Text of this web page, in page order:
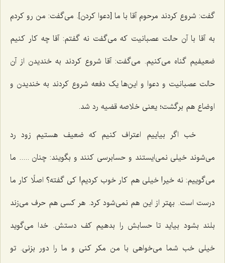
گفت: شروع کردند مرحوم آقا با ما [دعوا کردن‌]. می‌گفت: من رو کردم
به آقا با آن حالت عصبانیت که می‌گفت نه گفتم: آقا چه کار کنیم
ضعیفیم گناه می‌کنیم. می‌گفت: آقا شروع کردند به خندیدن از آن
حالت عصبانیت و دعوا و این‌ها یک دفعه شروع کردند به خندیدن و
اوضاع هم برگشت؛ یعنی خلاصه قضیه رد شد.
خب اگر بیاییم اعتراف کنیم که ضعیف هستیم زود رد
می‌شوند خیلی نمی‌ایستند و حسابرسی کنند و بگویند: چنان ..... ما
می‌گوییم: نه خیر! خیلی هم کار خوب کردیم! کی گفته؟ اصلًا کار ما
درست است. بهتر از این هم نمی‌شود کرد. هر کسی هم حرف می‌زند
بلند بشود بیاید تا حسابش را بدهیم کف دستش. خدا می‌گوید
خیلی خب شما می‌خواهی با من مکر کنی و ما را دور بزنی. تو